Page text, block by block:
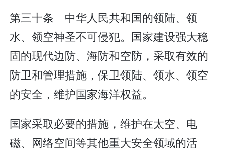
第三十条 中华人民共和国的领陆、领
水、领空神圣不可侵犯。国家建设强大稳
固的现代边防、海防和空防，采取有效的
防卫和管理措施，保卫领陆、领水、领空
的安全，维护国家海洋权益。
国家采取必要的措施，维护在太空、电
磁、网络空间等其他重大安全领域的活